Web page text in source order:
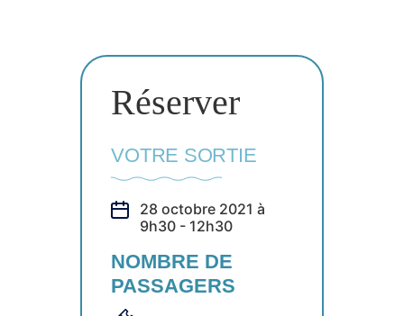
Réserver
VOTRE SORTIE
28 octobre 2021 à
9h30 - 12h30
NOMBRE DE
PASSAGERS